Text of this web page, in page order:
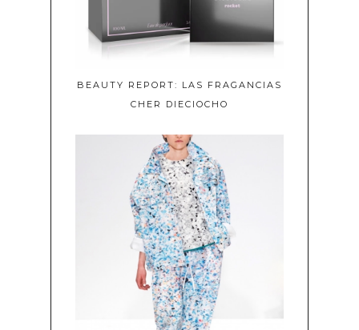
BEAUTY REPORT: LAS FRAGANCIAS
CHER DIECIOCHO